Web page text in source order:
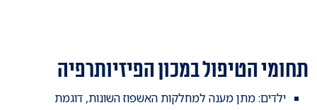
תחומי הטיפול במכון הפיזיותרפיה
ילדים: מתן מענה למחלקות האשפוז השונות, דוגמת